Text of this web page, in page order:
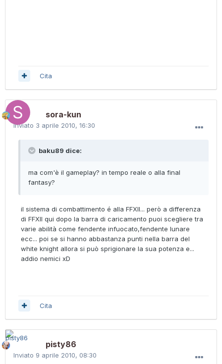
Cita
sora-kun
Inviato 3 aprile 2010, 16:30
baku89 dice:
ma com'è il gameplay? in tempo reale o alla final
fantasy?
il sistema di combattimento é alla FFXII... però a differenza
di FFXII qui dopo la barra di caricamento puoi scegliere tra
varie abilità come fendente infuocato,fendente lunare
ecc... poi se si hanno abbastanza punti nella barra del
white knight allora si può sprigionare la sua potenza e...
addio nemici xD
Cita
pisty86
Inviato 9 aprile 2010, 08:30